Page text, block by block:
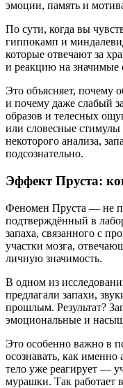
эмоции, память и
По сути, когда вы
гиппокамп и
которые отвечают за
и реакцию на значимые
Это объясняет, почему
и почему даже слабый
образов и телесных
или словесные стимулы
некоторого анализа,
подсознательно.
Эффект Пруста:
Феномен Пруста — не
подтверждённый в
запаха, связанного с
участки мозга,
личную значимость.
В одном из
предлагали запахи,
прошлым. Результат?
эмоциональные и
Это особенно важно в
осознавать, как
тело уже реагирует —
мурашки. Так работает